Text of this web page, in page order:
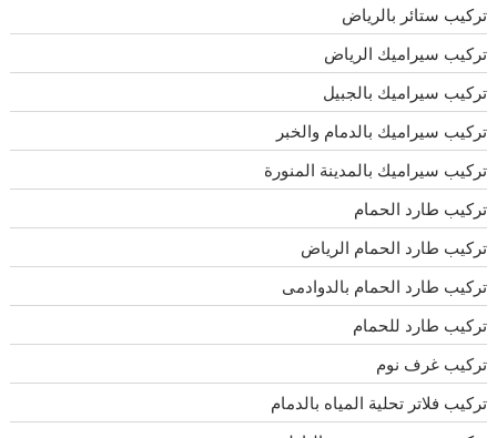
تركيب ستائر بالرياض
تركيب سيراميك الرياض
تركيب سيراميك بالجبيل
تركيب سيراميك بالدمام والخبر
تركيب سيراميك بالمدينة المنورة
تركيب طارد الحمام
تركيب طارد الحمام الرياض
تركيب طارد الحمام بالدوادمى
تركيب طارد للحمام
تركيب غرف نوم
تركيب فلاتر تحلية المياه بالدمام